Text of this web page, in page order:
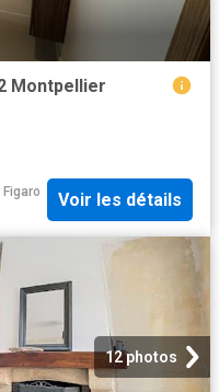
Montpellier
Figaro
Voir les détails
12 photos